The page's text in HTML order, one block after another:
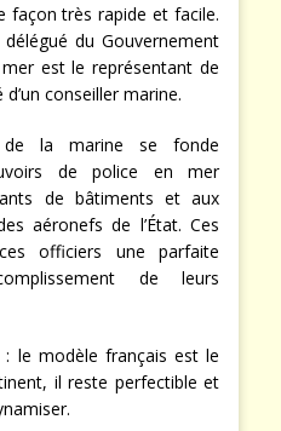
façon très rapide et facile.
du Gouvernement
est le représentant de
conseiller marine.
de la marine se fonde
de police en mer
de bâtiments et aux
aéronefs de l’État. Ces
officiers une parfaite
de leurs
: le modèle français est le
il reste perfectible et